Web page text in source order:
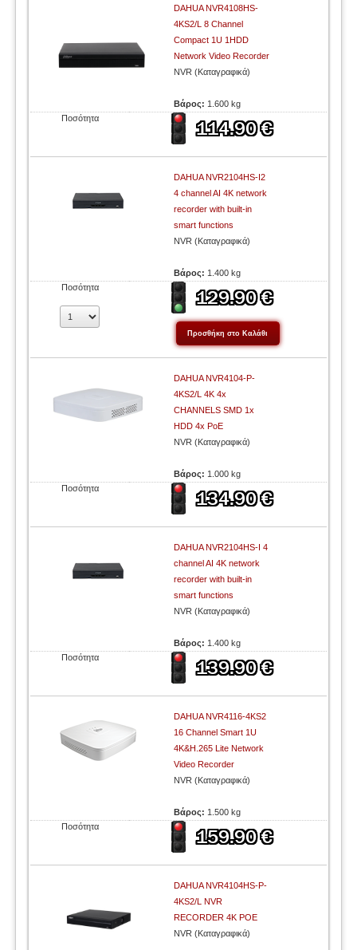
DAHUA NVR4108HS-
4KS2/L 8 Channel
Compact 1U 1HDD
Network Video Recorder
NVR (Καταγραφικά)
Βάρος: 1.600 kg
Ποσότητα
DAHUA NVR2104HS-I2
4 channel AI 4K network
recorder with built-in
smart functions
NVR (Καταγραφικά)
Βάρος: 1.400 kg
Ποσότητα
DAHUA NVR4104-P-
4KS2/L 4K 4х
CHANNELS SMD 1x
HDD 4x PoE
NVR (Καταγραφικά)
Βάρος: 1.000 kg
Ποσότητα
DAHUA NVR2104HS-I 4
channel AI 4K network
recorder with built-in
smart functions
NVR (Καταγραφικά)
Βάρος: 1.400 kg
Ποσότητα
DAHUA NVR4116-4KS2
16 Channel Smart 1U
4K&H.265 Lite Network
Video Recorder
NVR (Καταγραφικά)
Βάρος: 1.500 kg
Ποσότητα
DAHUA NVR4104HS-P-
4KS2/L NVR
RECORDER 4K POE
NVR (Καταγραφικά)